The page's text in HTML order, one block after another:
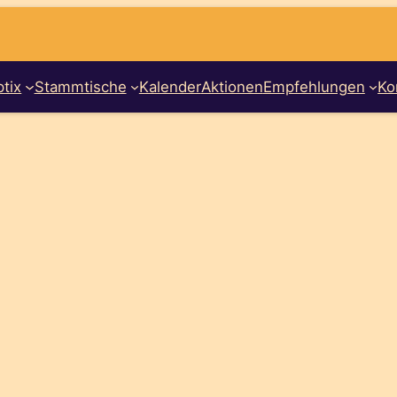
Stammtische KalenderAktionenEmpfehlungen